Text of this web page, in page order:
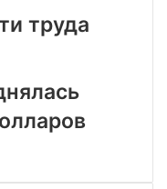
труда